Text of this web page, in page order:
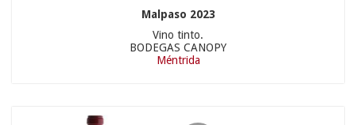
Malpaso 2023
Vino tinto.
BODEGAS CANOPY
Méntrida
23.9